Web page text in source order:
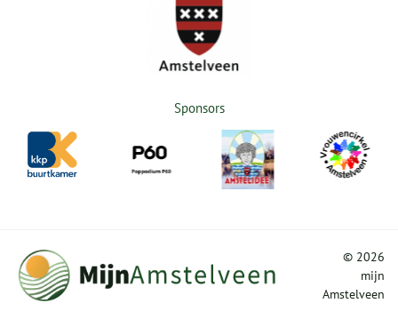
Sponsors
© 2026
mijn
Amstelveen